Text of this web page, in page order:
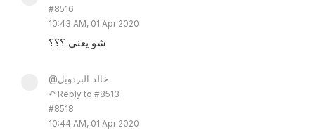
#8516
10:43 AM, 01 Apr 2020
شو يعني ؟؟؟
@خالد البردويل
↶ Reply to #8513
#8518
10:44 AM, 01 Apr 2020